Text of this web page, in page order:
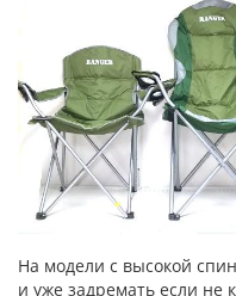
На модели с высокой
и уже задремать если не